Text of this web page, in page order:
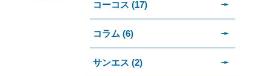
コーコス (17)
コラム (6)
サンエス (2)